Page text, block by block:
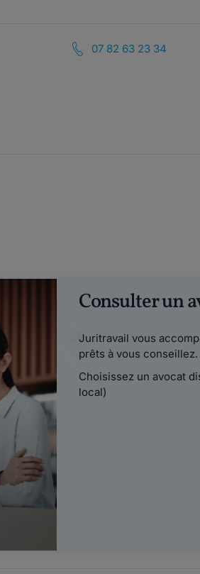
07 82 63 23 34
Consulter un
Juritravail vous
prêts à vous
Choisissez un avocat
local)